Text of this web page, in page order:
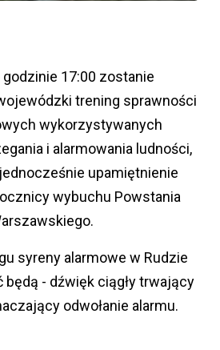
godzinie 17:00 zostanie
trening sprawności
wykorzystywanych
i alarmowania ludności,
upamiętnienie
wybuchu Powstania
syreny alarmowe w Rudzie
- dźwięk ciągły trwający
odwołanie alarmu.